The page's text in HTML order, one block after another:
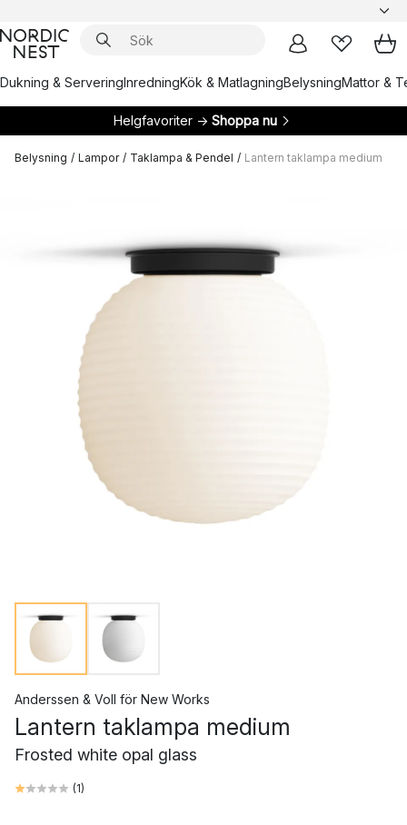
Dukning & ServeringInredningKök & MatlagningBelysningMattor &
Helgfavoriter → Shoppa nu
Belysning / Lampor / Taklampa & Pendel / Lantern taklampa medium
Anderssen & Voll för New Works
Lantern taklampa medium
Frosted white opal glass
(1)